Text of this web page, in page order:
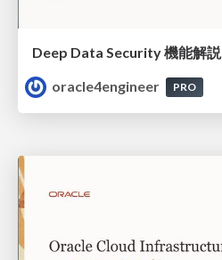
Deep Data Security 機能解説
oracle4engineer
PRO